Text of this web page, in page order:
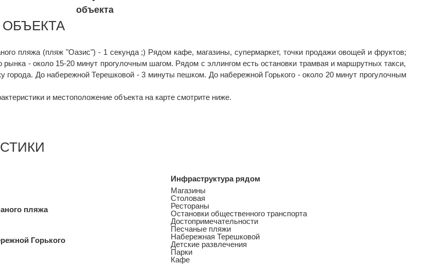
пляжа (пляж "Оазис") - 1 секунда ;) Рядом кафе, магазины, супермаркет, точки продажи овощей и фруктов;
рынка - около 15-20 минут прогулочным шагом. Рядом с эллингом есть остановки трамвая и маршрутных такси,
города. До набережной Терешковой - 3 минуты пешком. До набережной Горького - около 20 минут прогулочным
и местоположение объекта на карте смотрите ниже.
пляжа
Горького
Инфраструктура рядом
Магазины
Столовая
Рестораны
Остановки общественного транспорта
Достопримечательности
Песчаные пляжи
Набережная Терешковой
Детские развлечения
Парки
Кафе